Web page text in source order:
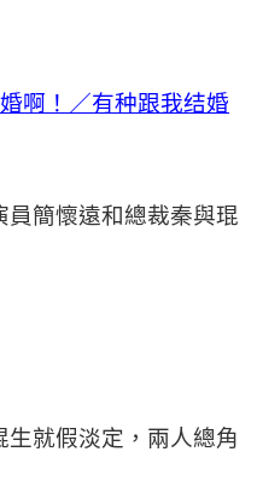
啊！／有种跟我结婚
員簡懷遠和總裁秦與琨
就假淡定，兩人總角